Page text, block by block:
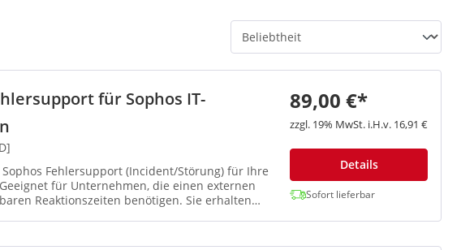
für Sophos IT-
Fehlersupport (Incident/Störung) für Ihre
für Unternehmen, die einen externen
Reaktionszeiten benötigen. Sie erhalten
89,00 €*
zzgl. 19% MwSt. i.H.v. 16,91 €
Details
Sofort lieferbar